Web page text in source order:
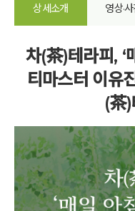
상세소개 영상·
차(茶)테라피, ‘
티마스터 이유
(茶